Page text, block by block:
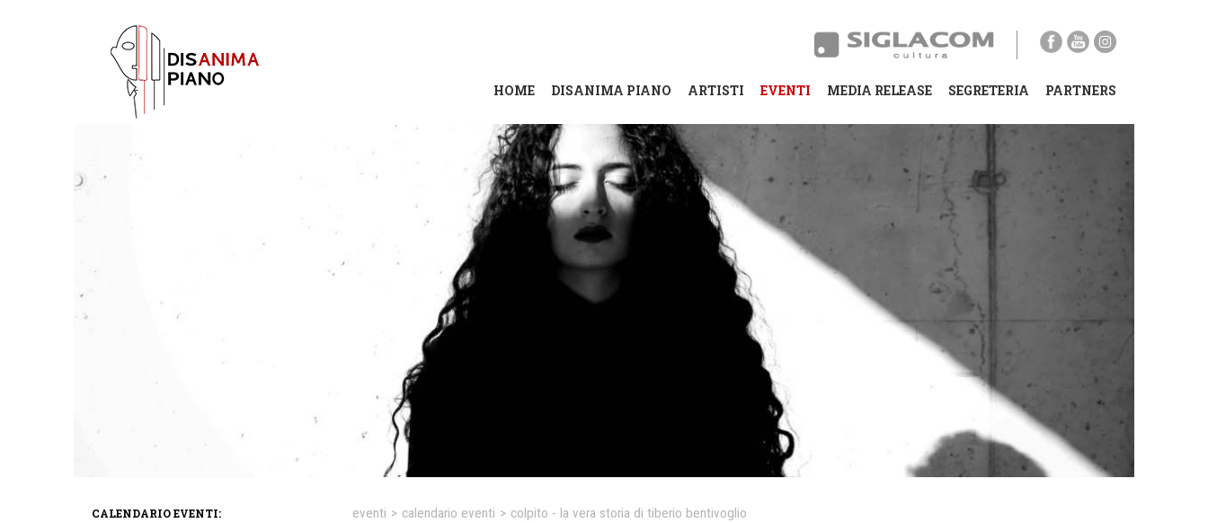
HOME DISANIMA PIANO ARTISTI EVENTI MEDIA RELEASE SEGRETERIA PARTNERS
CALENDARIO EVENTI: eventi > calendario eventi > colpito - la vera storia di tiberio bentivoglio